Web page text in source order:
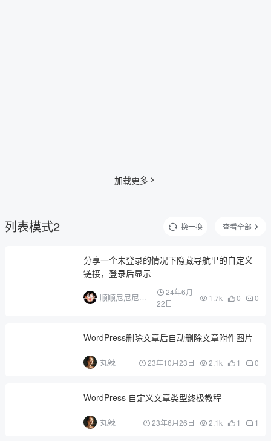
加载更多
列表模式2 换一换 查看全部
分享一个未登录的情况下隐藏导航里的自定义
链接，登录后显示
顺顺尼尼尼尼
24年6月
22日
1.7k 0 0
WordPress删除文章后自动删除文章附件图片
丸辣 23年10月23日 2.1k 1 0
WordPress 自定义文章类型终极教程
丸辣 23年6月26日 2.1k 1 1